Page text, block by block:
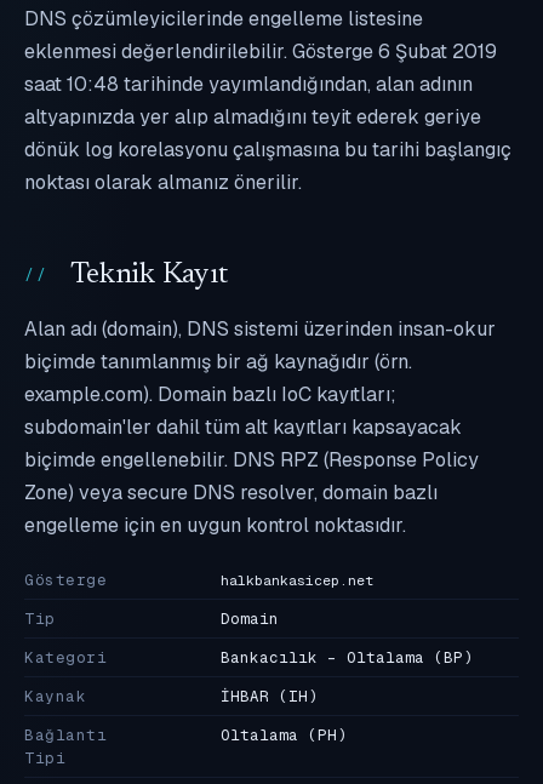
DNS çözümleyicilerinde engelleme listesine
eklenmesi değerlendirilebilir. Gösterge 6 Şubat 2019
saat 10:48 tarihinde yayımlandığından, alan adının
altyapınızda yer alıp almadığını teyit ederek geriye
dönük log korelasyonu çalışmasına bu tarihi başlangıç
noktası olarak almanız önerilir.
Teknik Kayıt
Alan adı (domain), DNS sistemi üzerinden insan-okur
biçimde tanımlanmış bir ağ kaynağıdır (örn.
example.com). Domain bazlı IoC kayıtları;
subdomain'ler dahil tüm alt kayıtları kapsayacak
biçimde engellenebilir. DNS RPZ (Response Policy
Zone) veya secure DNS resolver, domain bazlı
engelleme için en uygun kontrol noktasıdır.
Gösterge halkbankasicep.net
Tip
Domain
Kategori
Bankacılık - Oltalama (BP)
Kaynak
İHBAR (IH)
Bağlantı
Tipi
Oltalama (PH)